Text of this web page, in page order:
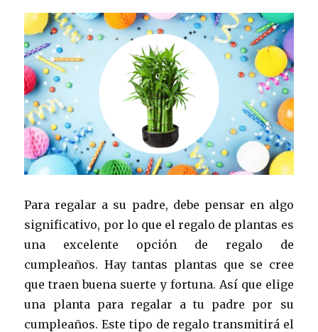
Para regalar a su padre, debe pensar en algo
significativo, por lo que el regalo de plantas es
una excelente opción de regalo de
cumpleaños. Hay tantas plantas que se cree
que traen buena suerte y fortuna. Así que elige
una planta para regalar a tu padre por su
cumpleaños. Este tipo de regalo transmitirá el